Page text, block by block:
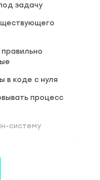
задачу
в коде с нуля
процесс
систему